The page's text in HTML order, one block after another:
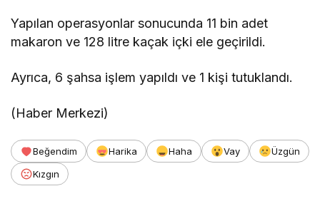
Yapılan operasyonlar sonucunda 11 bin adet
makaron ve 128 litre kaçak içki ele geçirildi.
Ayrıca, 6 şahsa işlem yapıldı ve 1 kişi tutuklandı.
(Haber Merkezi)
Beğendim Harika Haha Vay
Üzgün
Kızgın